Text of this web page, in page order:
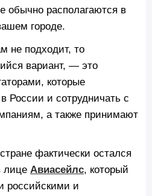
обычно располагаются в
городе.
не подходит, то
вариант, — это
которые
России и сотрудничать с
а также принимают
фактически остался
лице Авиасейлс, который
российскими и